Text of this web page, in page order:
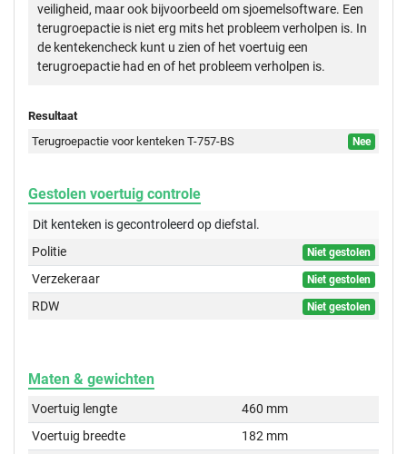
veiligheid, maar ook bijvoorbeeld om sjoemelsoftware. Een
terugroepactie is niet erg mits het probleem verholpen is. In
de kentekencheck kunt u zien of het voertuig een
terugroepactie had en of het probleem verholpen is.
Resultaat
Terugroepactie voor kenteken T-757-BS
Nee
Gestolen voertuig controle
Dit kenteken is gecontroleerd opdiefstal.
Politie
Niet gestolen
Verzekeraar Niet gestolen
RDW Niet gestolen
Maten & gewichten
Voertuig lengte
460 mm
Voertuig breedte
182 mm